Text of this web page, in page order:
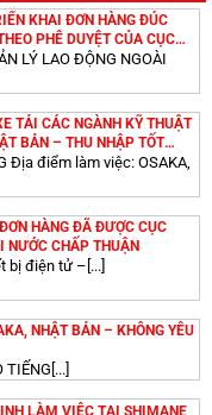
VIỆC TẠI OSAKA – NHẬT
ĐÀO TẠO TIẾNG)
LƯỢNG CAO LÀM VIỆC TẠI
BẢN
LÀM VIỆC TẠI
CAO, MIỄN PHÍ ĐÀO
LÀM VIỆC TẠI AICHI –
PHÍ ĐÀO TẠO TIẾNG)
KHAI ĐƠN HÀNG ĐÚC
PHÊ DUYỆT CỦA CỤC
NƯỚC
LÝ LAO ĐỘNG NGOÀI
TẢI CÁC NGÀNH KỸ THUẬT
BẢN – THU NHẬP TỐT
NHẬT)
Địa điểm làm việc: OSAKA,
HÀNG ĐÃ ĐƯỢC CỤC
NƯỚC CHẤP THUẬN
bị điện tử –[...]
NHẬT BẢN – KHÔNG YÊU
LÀM VIỆC TẠI SHIMANE